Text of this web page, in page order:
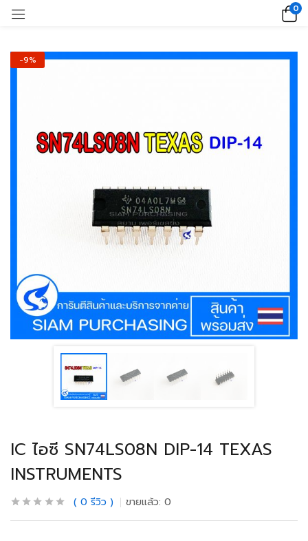
0
-9%
IC ไอซี SN74LS08N DIP-14 TEXAS
INSTRUMENTS
0 รีวิว ขายแล้ว: 0